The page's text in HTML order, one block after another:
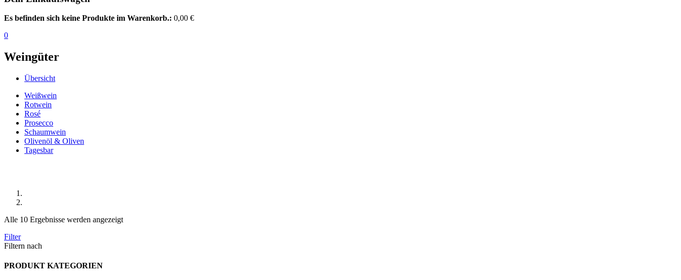
Es befinden sich keine Produkte im Warenkorb.: 0,00 €
0
Weingüter
Übersicht
Weißwein
Rotwein
Rosé
Prosecco
Schaumwein
Olivenöl & Oliven
Tagesbar
Alle 10 Ergebnisse werden angezeigt
Filter
Filtern nach
PRODUKT KATEGORIEN